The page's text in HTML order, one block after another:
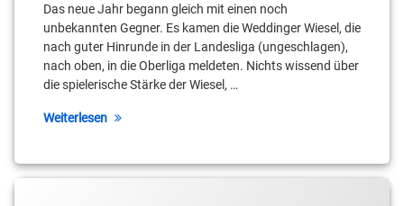
Das neue Jahr begann gleich mit einen noch
unbekannten Gegner. Es kamen die Weddinger Wiesel, die
nach guter Hinrunde in der Landesliga (ungeschlagen),
nach oben, in die Oberliga meldeten. Nichts wissend über
die spielerische Stärke der Wiesel, …
Weiterlesen